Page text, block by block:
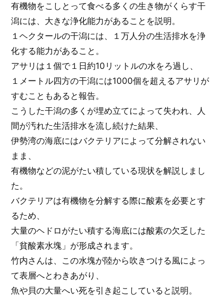
有機物をこしとって食べる多くの生き物がくらす干
潟には、大きな浄化能力があることを説明。
１ヘクタールの干潟には、１万人分の生活排水を浄
化する能力があること。
アサリは１個で１日約10リットルの水をろ過し、
１メートル四方の干潟には1000個を超えるアサリが
すむこともあると報告。
こうした干潟の多くが埋め立てによって失われ、人
間が汚れた生活排水を流し続けた結果、
伊勢湾の海底にはバクテリアによって分解されない
まま、
有機物などの泥がたい積している現状を解説しまし
た。
バクテリアは有機物を分解する際に酸素を必要とす
るため、
大量のヘドロがたい積する海底には酸素の欠乏した
「貧酸素水塊」が形成されます。
竹内さんは、この水塊が陸から吹きつける風によっ
て表層へとわきあがり、
魚や貝の大量へい死を引き起こしていると説明。